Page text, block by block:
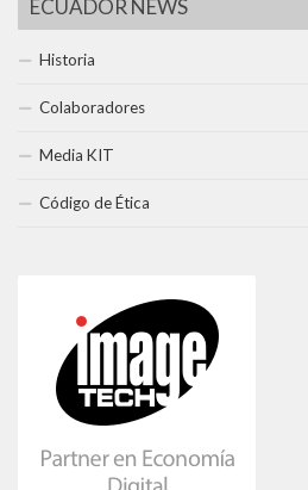
ECUADOR NEWS
Historia
Colaboradores
Media KIT
Código de Ética